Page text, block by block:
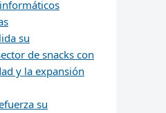
su
de snacks con
y la expansión
su